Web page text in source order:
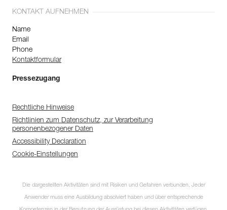
KONTAKT AUFNEHMEN
Name
Email
Phone
Kontaktformular
Pressezugang
Rechtliche Hinweise
Richtlinien zum Datenschutz, zur Verarbeitung
personenbezogener Daten
Accessibility Declaration
Cookie-Einstellungen
Die dargestellten Aktivitäten sind mit Risiken und Gefahren verbunden. Jeder
Anwender muss eine Ausbildung absolviert haben und über entsprechende